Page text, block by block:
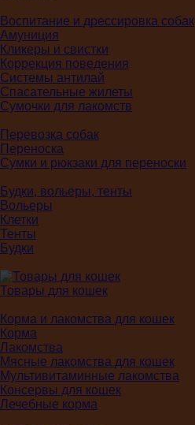
Воспитание и дрессировка собак
Амуниция
Кликеры и свистки
Коррекция поведения
Системы антилай
Спасательные жилеты
Сумочки для лакомств
Перевозка собак
Переноска
Сумки и рюкзаки для переноски
Будки, вольеры, тенты
Вольеры
Клетки
Тенты
Будки
Товары для кошек
Корма и лакомства для кошек
Корма
Лакомства
Мясные лакомства для кошек
Мультивитаминные лакомства
Консервы для кошек
Лечебные корма